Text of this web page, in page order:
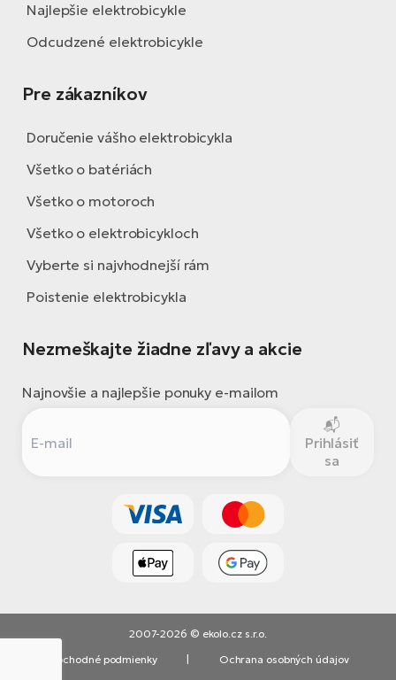
Najlepšie elektrobicykle
Odcudzené elektrobicykle
Pre zákazníkov
Doručenie vášho elektrobicykla
Všetko o batériách
Všetko o motoroch
Všetko o elektrobicykloch
Vyberte si najvhodnejší rám
Poistenie elektrobicykla
Nezmeškajte žiadne zľavy a akcie
Najnovšie a najlepšie ponuky e-mailom
Prihlásiť
sa
2007-2026 © ekolo.cz s.r.o.
Obchodné podmienky
|
Ochrana osobných údajov